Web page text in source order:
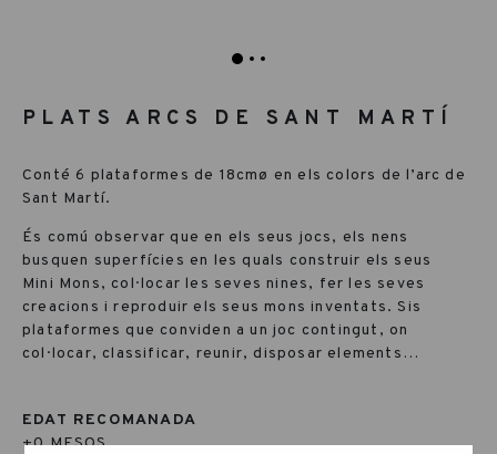
PLATS ARCS DE SANT MARTÍ
Conté 6 plataformes de 18cmø en els colors de l’arc de
Sant Martí.
És comú observar que en els seus jocs, els nens
busquen superfícies en les quals construir els seus
Mini Mons, col·locar les seves nines, fer les seves
creacions i reproduir els seus mons inventats. Sis
plataformes que conviden a un joc contingut, on
col·locar, classificar, reunir, disposar elements…
EDAT RECOMANADA
+0 MESOS